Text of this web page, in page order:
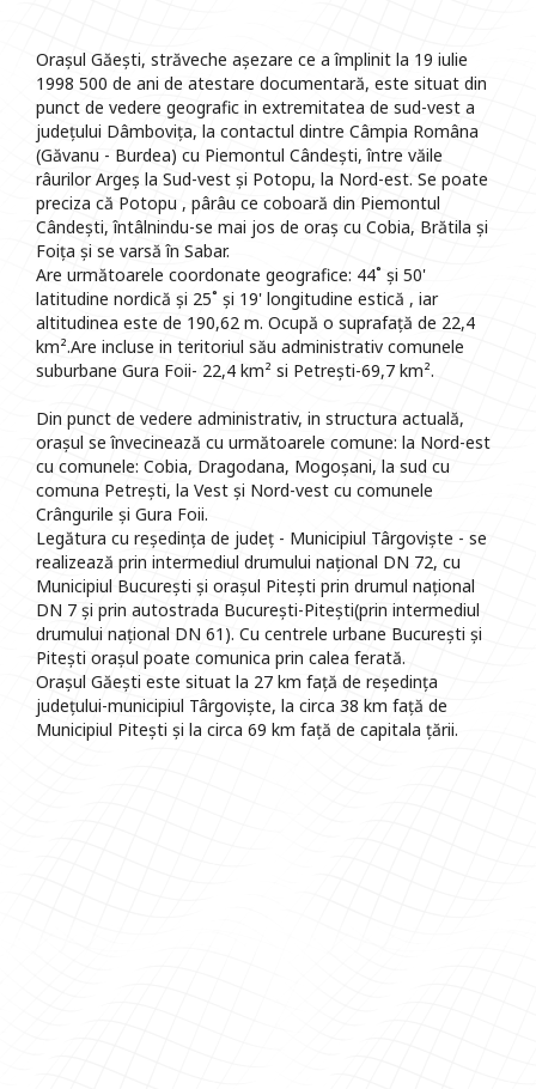
Orașul Găești, străveche așezare ce a împlinit la 19 iulie
1998 500 de ani de atestare documentară, este situat din
punct de vedere geografic in extremitatea de sud-vest a
județului Dâmbovița, la contactul dintre Câmpia Româna
(Găvanu - Burdea) cu Piemontul Cândești, între văile
râurilor Argeș la Sud-vest și Potopu, la Nord-est. Se poate
preciza că Potopu , pârâu ce coboară din Piemontul
Cândești, întâlnindu-se mai jos de oraș cu Cobia, Brătila și
Foița și se varsă în Sabar.
Are următoarele coordonate geografice: 44˚ și 50'
latitudine nordică și 25˚ și 19' longitudine estică , iar
altitudinea este de 190,62 m. Ocupă o suprafață de 22,4
km².Are incluse in teritoriul său administrativ comunele
suburbane Gura Foii- 22,4 km² si Petrești-69,7 km².
Din punct de vedere administrativ, in structura actuală,
orașul se învecinează cu următoarele comune: la Nord-est
cu comunele: Cobia, Dragodana, Mogoșani, la sud cu
comuna Petrești, la Vest și Nord-vest cu comunele
Crângurile și Gura Foii.
Legătura cu reședința de județ - Municipiul Târgoviște - se
realizează prin intermediul drumului național DN 72, cu
Municipiul București și orașul Pitești prin drumul național
DN 7 și prin autostrada București-Pitești(prin intermediul
drumului național DN 61). Cu centrele urbane București și
Pitești orașul poate comunica prin calea ferată.
Orașul Găești este situat la 27 km față de reședința
județului-municipiul Târgoviște, la circa 38 km față de
Municipiul Pitești și la circa 69 km față de capitala țării.